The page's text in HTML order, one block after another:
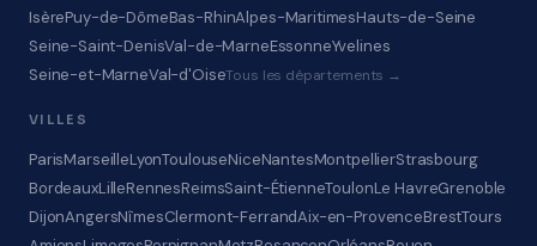
IsèrePuy-de-DômeBas-RhinAlpes-MaritimesHauts-de-Seine
Seine-Saint-DenisVal-de-MarneEssonneYvelines
Seine-et-MarneVal-d'OiseTous les départements →
VILLES
ParisMarseilleLyonToulouseNiceNantesMontpellierStrasbourg
BordeauxLilleRennesReimsSaint-ÉtienneToulonLe HavreGrenoble
DijonAngersNîmesClermont-FerrandAix-en-ProvenceBrestTours